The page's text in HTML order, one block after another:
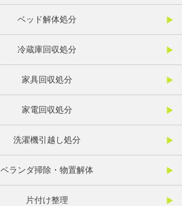
ベッド解体処分
冷蔵庫回収処分
家具回収処分
家電回収処分
洗濯機引越し処分
ベランダ掃除・物置解体
片付け整理